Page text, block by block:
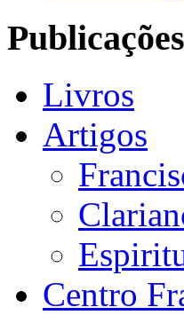
Publicações
Livros
Artigos
Centro